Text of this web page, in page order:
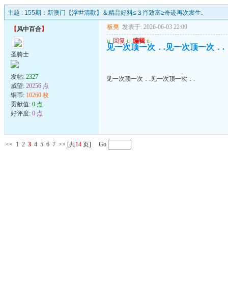
主题 : 155期：新澳门【浮世清歡】＆精品好料≤３肖致富≥奇迹再次发生.
【风中百合】
圣骑士
发帖: 2327
威望: 20256 点
铜币: 10260 枚
贡献值: 0 点
好评度: 0 点
板凳 发表于: 2026-06-03 22:09
u 回复 u 编辑 u
见一次顶一次．.见一次顶一次．.
见一次顶一次．.见一次顶一次．.
<< 1 2 3 4 5 6 7 >> [共14 页] Go